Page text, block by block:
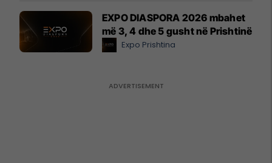
EXPO DIASPORA 2026 mbahet
më 3, 4 dhe 5 gusht në Prishtinë
Expo Prishtina